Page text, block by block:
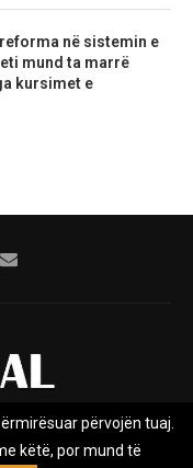
në sistemin e
mund ta marrë
kursimet e
përvojën tuaj.
këtë, por mund të